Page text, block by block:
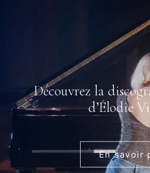
Découvrez la
d’Élodie
En savoir